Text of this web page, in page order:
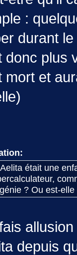
:
durant
donc plus
mort et
était une
? Ou est-
depuis